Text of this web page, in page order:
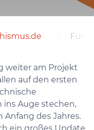
Für
weiter am Projekt
auf den ersten
ins Auge stechen,
des Jahres.